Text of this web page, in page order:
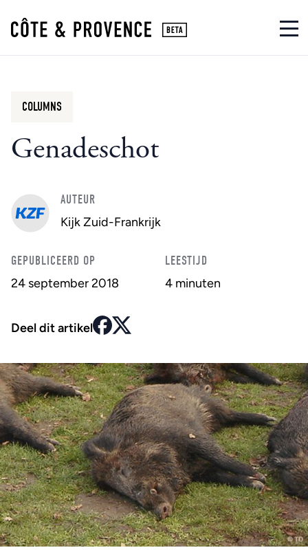
Genadeschot
COLUMNS
AUTEUR
Kijk Zuid-Frankrijk
GEPUBLICEERD OP
24 september 2018
LEESTIJD
4 minuten
Deel dit artikel